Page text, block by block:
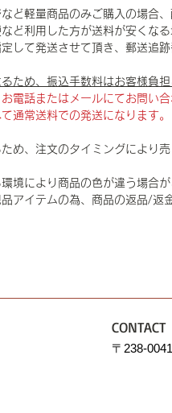
ど軽量商品のみご購入の場合、
ど利用した方が送料が安くな
して発送させて頂き、郵送追
ため、振込手数料はお客様負担
電話またはメールにてお問い
通常送料での発送になります。
め、注文のタイミングにより
境により商品の色が違う場合が
アイテムの為、商品の返品/返
CONTACT
​〒238-0041